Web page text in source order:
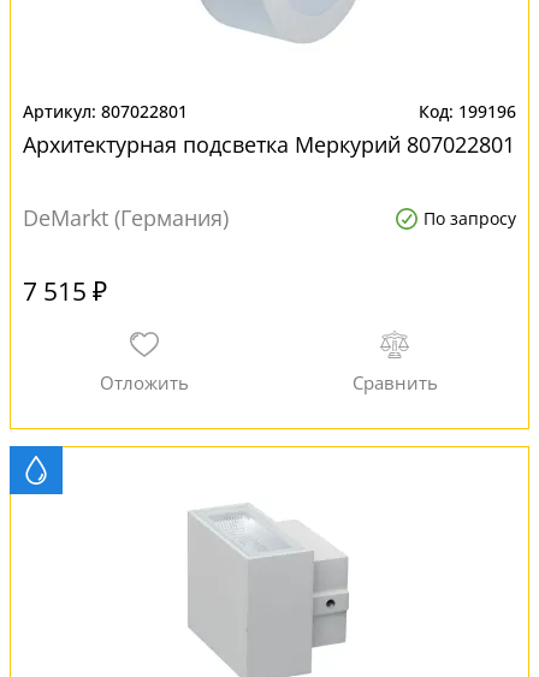
807022801 199196
Архитектурная подсветка Меркурий 807022801
DeMarkt (Германия) По запросу
7 515 ₽